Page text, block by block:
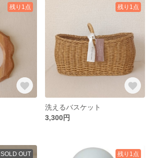
残り1点 残り1点
洗えるバスケット
3,300円
SOLD OUT 残り1点